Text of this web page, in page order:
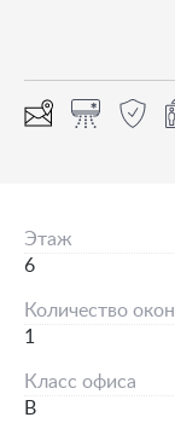
Этаж
6
Количество окон
1
Класс офиса
B